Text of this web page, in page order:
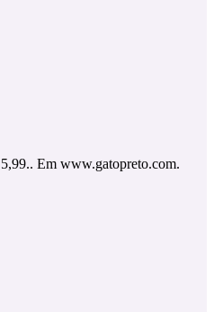
Em www.gatopreto.com.